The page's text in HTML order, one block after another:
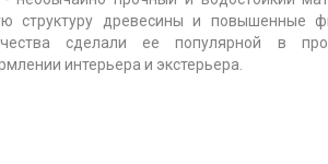
структуру древесины и повышенные
сделали ее популярной в
интерьера и экстерьера.